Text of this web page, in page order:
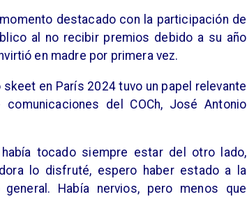
destacado con la participación de
al no recibir premios debido a su año
en madre por primera vez.
en París 2024 tuvo un papel relevante
del COCh, José Antonio
tocado siempre estar del otro lado,
lo disfruté, espero haber estado a la
Había nervios, pero menos que